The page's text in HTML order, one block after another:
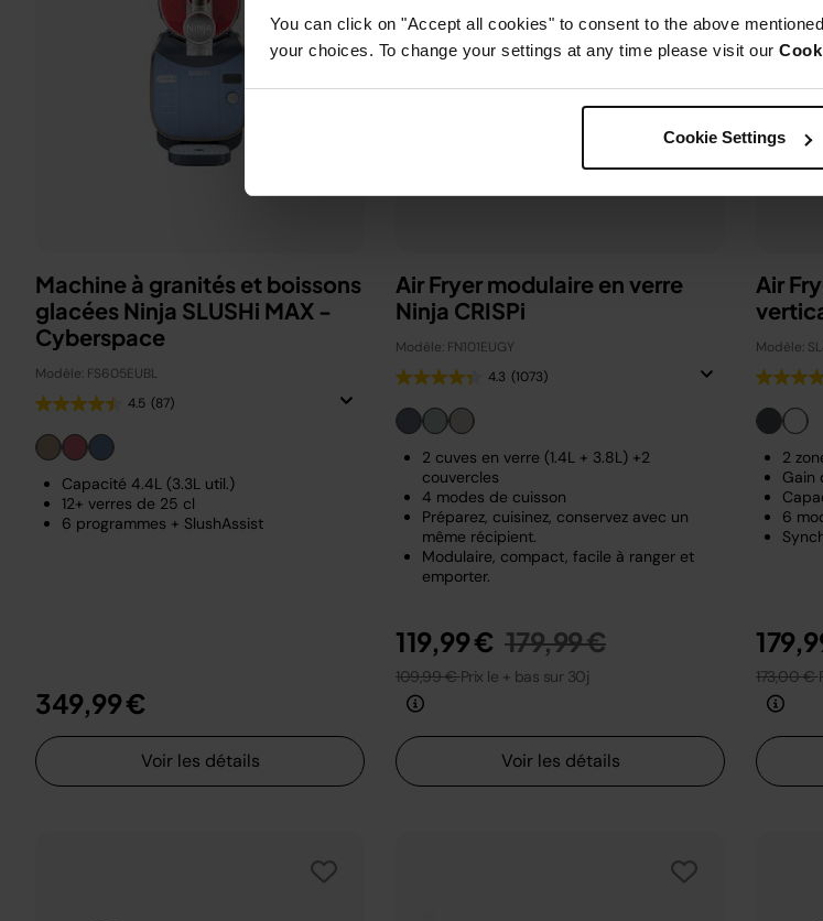
You can click on "Accept all cookies" to consent to the above
your choices. To change your settings at any time please visit our
Cookie Settings
Machine à granités et boissons
glacées Ninja SLUSHi MAX -
Cyberspace
Modèle: FS605EUBL
4.5 (87)
Capacité 4.4L (3.3L util.)
12+ verres de 25 cl
6 programmes + SlushAssist
349,99 €
Voir les détails
Air Fryer modulaire en verre
Ninja CRISPi
Modèle: FN101EUGY
4.3 (1073)
2 cuves en verre (1.4L + 3.8L) +2
couvercles
4 modes de cuisson
Préparez, cuisinez, conservez avec un
même récipient.
Modulaire, compact, facile à ranger et
emporter.
119,99 € Prix réduit de
179,99 €au
109,99 €Prix le + bas sur 30j
Voir les détails
Air
Modèle:
2
Gain
6
173,00 €